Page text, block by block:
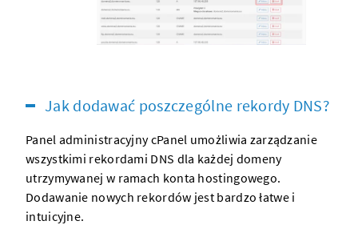
Jak dodawać poszczególne rekordy DNS?
Panel administracyjny cPanel umożliwia zarządzanie
wszystkimi rekordami DNS dla każdej domeny
utrzymywanej w ramach konta hostingowego.
Dodawanie nowych rekordów jest bardzo łatwe i
intuicyjne.